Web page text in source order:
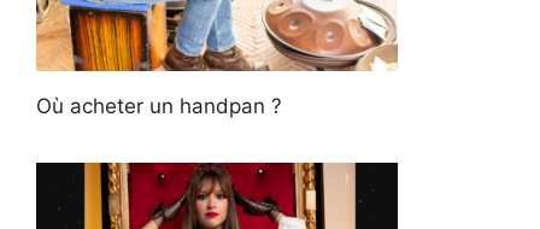
Où acheter un handpan ?